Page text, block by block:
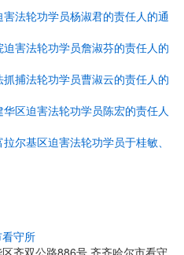
法轮功学员杨淑君的责任人的通
害法轮功学员詹淑芬的责任人的
捕法轮功学员曹淑云的责任人的
区迫害法轮功学员陈宏的责任人
尔基区迫害法轮功学员于桂敏、
守所
齐双公路886号 齐齐哈尔市看守